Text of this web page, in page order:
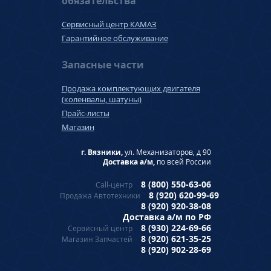
Сервисный центр КАМАЗ
Гарантийное обслуживание
Запасные части
Продажа комплектующих двигателя
(коленвалы, шатуны)
Прайс-листы
Магазин
г. Вязники,ул. Механизаторов, д 90
Доставка а/м, по всей России
Call-центр 8 (800) 550-63-06
Продажа Автотехники
8 (920) 620-99-69
8 (920) 920-38-08
Доставка а/м по РФ
Сервисный центр 8 (930) 224-69-66
Магазин Запчастей
8 (920) 621-35-25
8 (920) 902-28-69